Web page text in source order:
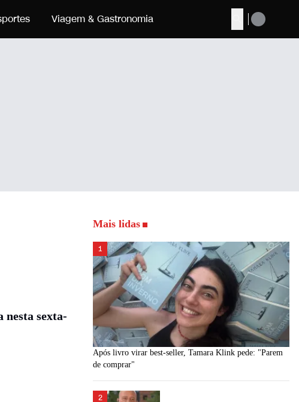
Buscar
Viagem & Gastronomia
nesta sexta-
Mais lidas
1
Após livro virar best-seller, Tamara Klink pede: "Parem
de comprar"
2